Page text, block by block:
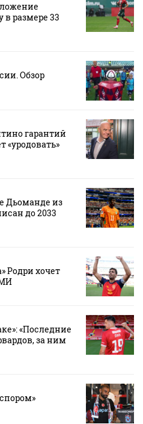
в размере 33
Обзор
гарантий
«уродовать»
Дьоманде из
до 2033
Родри хочет
«Последние
за ним